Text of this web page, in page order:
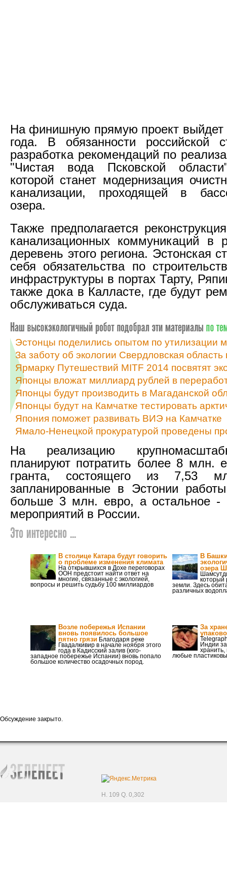
На финишную прямую проект выйдет
года. В обязанности российской
разработка рекомендаций по
"Чистая вода Псковской
которой станет модернизация
канализации, проходящей в
озера.
Также предполагается
канализационных коммуникаций в
деревень этого региона. Эстонская
себя обязательства по
инфраструктуры в портах Тарту,
также дока в Калласте, где будут
обслуживаться суда.
Эстонцы поделились опытом по утилизации
За заботу об экологии Свердловская
Ярмарку Путешествий MITF 2014 посвятят
Японцы вложат миллиард рублей в
Японцы будут производить в Магаданской
Японцы будут на Камчатке тестировать
Япония поможет развивать ВИЭ на Камчатке
Ямало-Ненецкой прокуратурой проведены
На реализацию
планируют потратить более 8 млн.
гранта, состоящего из 7,53
запланированные в Эстонии
больше 3 млн. евро, а остальное -
мероприятий в России.
Это интересно ...
В столице Катара будут говорить
о проблеме изменения климата
На открывшихся в Дохе переговорах
ООН предстоит найти ответ на
многие, связанные с экологией,
вопросы и решить судьбу 100 миллиардов
В
озера
который
земли. Здесь
различных
Возле побережья Испании
вновь появилось большое
пятно грязи Благодаря реке
Гвадалкивир в начале ноября этого
года в Кадисский залив (юго-
западное побережье Испании) вновь попало
большое количество осадочных пород.
За
Индии
хранить,
любые
Обсуждение закрыто.
H. 109 Q. 0,302